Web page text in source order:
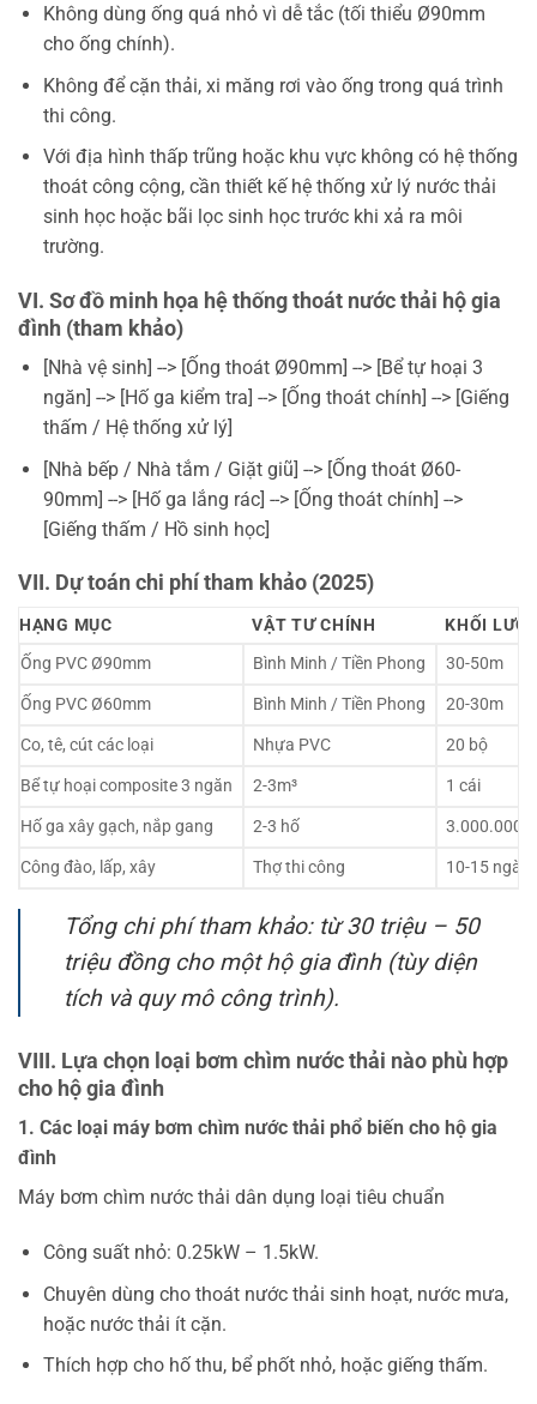
Không dùng ống quá nhỏ vì dễ tắc (tối thiểu Ø90mm
cho ống chính).
Không để cặn thải, xi măng rơi vào ống trong quá trình
thi công.
Với địa hình thấp trũng hoặc khu vực không có hệ thống
thoát công cộng, cần thiết kế hệ thống xử lý nước thải
sinh học hoặc bãi lọc sinh học trước khi xả ra môi
trường.
VI. Sơ đồ minh họa hệ thống thoát nước thải hộ gia
đình (tham khảo)
[Nhà vệ sinh] --> [Ống thoát Ø90mm] --> [Bể tự hoại 3
ngăn] --> [Hố ga kiểm tra] --> [Ống thoát chính] --> [Giếng
thấm / Hệ thống xử lý]
[Nhà bếp / Nhà tắm / Giặt giũ] --> [Ống thoát Ø60-
90mm] --> [Hố ga lắng rác] --> [Ống thoát chính] -->
[Giếng thấm / Hồ sinh học]
VII. Dự toán chi phí tham khảo (2025)
HẠNG MỤC VẬT TƯ CHÍNH
KHỐI
Ống PVC Ø90mm
Bình Minh / Tiền Phong
30-50m
Ống PVC Ø60mm
Bình Minh / Tiền Phong
20-30m
Co, tê, cút các loại
Nhựa PVC
20 bộ
Bể tự hoại composite 3 ngăn
2-3m³
1 cái
Hố ga xây gạch, nắp gang
2-3 hố
3.000.000
Công đào, lấp, xây
Thợ thi công 10-15 ngày
Tổng chi phí tham khảo: từ 30 triệu – 50
triệu đồng cho một hộ gia đình (tùy diện
tích và quy mô công trình).
VIII. Lựa chọn loại bơm chìm nước thải nào phù hợp
cho hộ gia đình
1. Các loại máy bơm chìm nước thải phổ biến cho hộ gia
đình
Máy bơm chìm nước thải dân dụng loại tiêu chuẩn
Công suất nhỏ: 0.25kW – 1.5kW.
Chuyên dùng cho thoát nước thải sinh hoạt, nước mưa,
hoặc nước thải ít cặn.
Thích hợp cho hố thu, bể phốt nhỏ, hoặc giếng thấm.